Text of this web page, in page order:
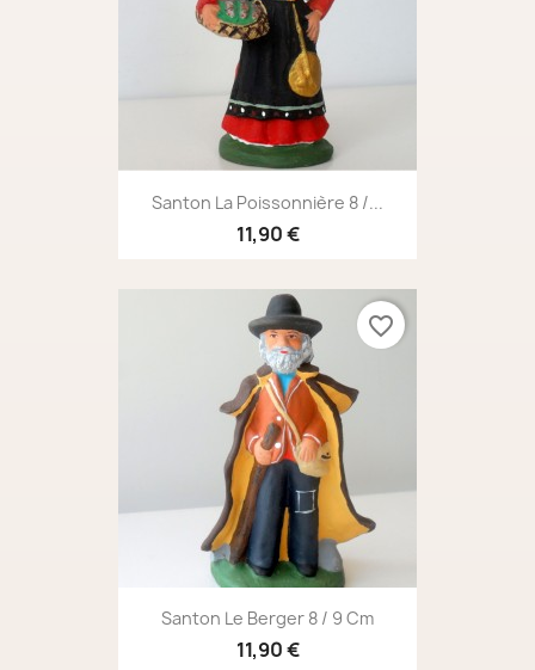
Santon La Poissonnière 8 /...
11,90 €
Santon Le Berger 8 / 9 Cm
11,90 €
favorite_border